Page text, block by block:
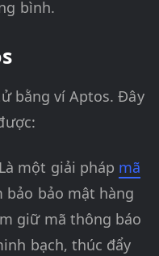
bình.
bằng ví Aptos. Đây
một giải pháp mã
bảo bảo mật hàng
giữ mã thông báo
bạch, thúc đẩy